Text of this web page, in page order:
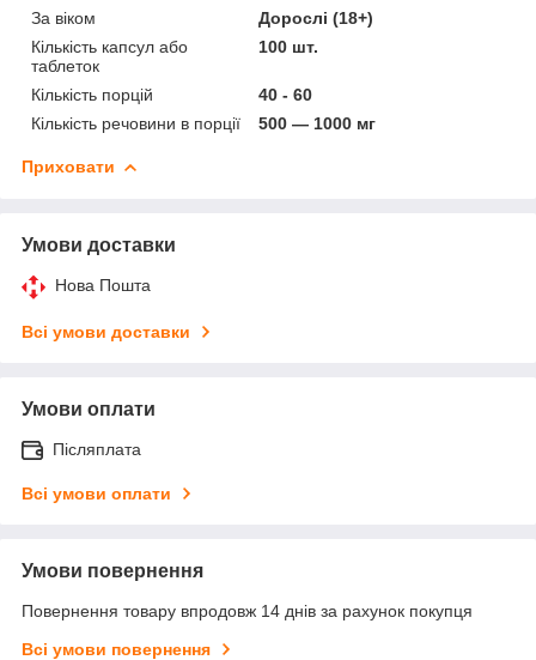
За віком
Дорослі (18+)
Кількість капсул або
таблеток
100 шт.
Кількість порцій
40 - 60
Кількість речовини в порції
500 — 1000 мг
Приховати
Умови доставки
Нова Пошта
Всі умови доставки
Умови оплати
Післяплата
Всі умови оплати
Умови повернення
Повернення товару впродовж 14 днів за рахунок покупця
Всі умови повернення